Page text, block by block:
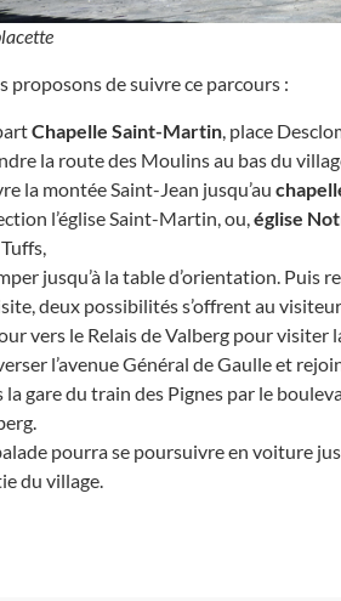
proposons de suivre ce parcours :
Chapelle Saint-Martin , place
la route des Moulins au bas du
la montée Saint-Jean jusqu’au
l’église Saint-Martin, ou, église
jusqu’à la table d’orientation. Puis
deux possibilités s’offrent au
vers le Relais de Valberg pour visiter
l’avenue Général de Gaulle et
la gare du train des Pignes par le
pourra se poursuivre en voiture
du village.